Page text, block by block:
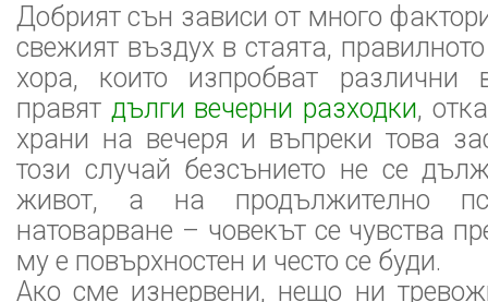
Добрият сън зависи от много
свежият въздух в стаята,
хора, които изпробват различни
правят дълги вечерни разходки,
храни на вечеря и въпреки това
този случай безсънието не се
живот, а на продължително
натоварване – човекът се чувства
му е повърхностен и често се буди.
Ако сме изнервени, нещо ни